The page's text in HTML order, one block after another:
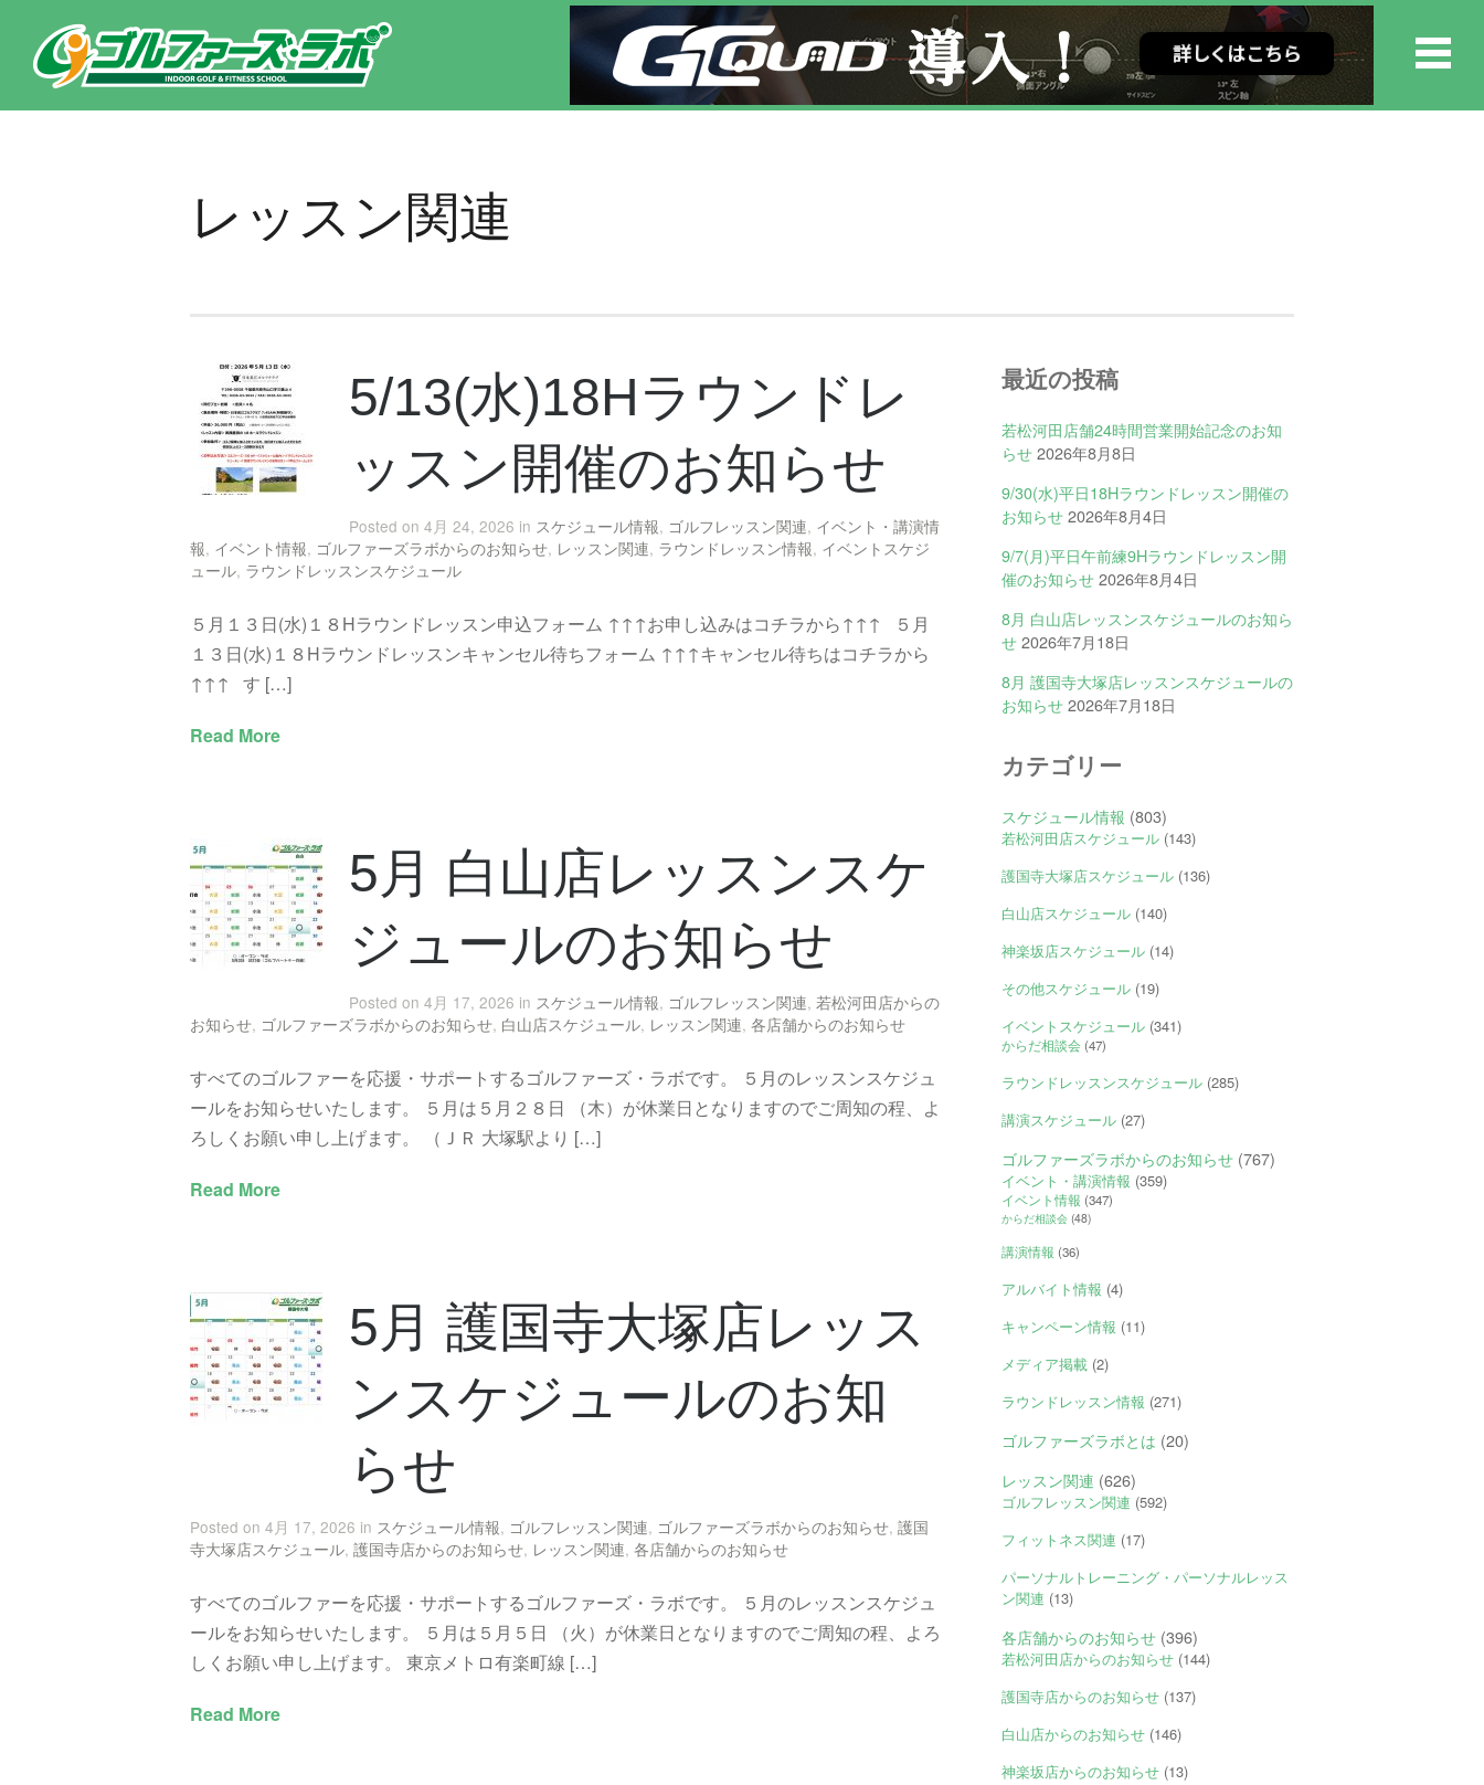
レッスン関連
5/13(水)18Hラウンドレ
ッスン開催のお知らせ
Posted on 4月 24, 2026 in スケジュール情報, ゴルフレッスン関連, イベント・講演情
報, イベント情報, ゴルファーズラボからのお知らせ, レッスン関連, ラウンドレッスン情報, イベントスケジ
ュール, ラウンドレッスンスケジュール
５月１３日(水)１８Hラウンドレッスン申込フォーム ↑↑↑お申し込みはコチラから↑↑↑ ５月
１３日(水)１８Hラウンドレッスンキャンセル待ちフォーム ↑↑↑キャンセル待ちはコチラから
↑↑↑ す […]
Read More
5月 白山店レッスンスケ
ジュールのお知らせ
Posted on 4月 17, 2026 in スケジュール情報, ゴルフレッスン関連, 若松河田店からの
お知らせ, ゴルファーズラボからのお知らせ, 白山店スケジュール, レッスン関連, 各店舗からのお知らせ
すべてのゴルファーを応援・サポートするゴルファーズ・ラボです。 ５月のレッスンスケジュ
ールをお知らせいたします。 ５月は５月２８日 （木）が休業日となりますのでご周知の程、よ
ろしくお願い申し上げます。 （ＪＲ 大塚駅より […]
Read More
5月 護国寺大塚店レッス
ンスケジュールのお知
らせ
Posted on 4月 17, 2026 in スケジュール情報, ゴルフレッスン関連, ゴルファーズラボからのお知らせ, 護国
寺大塚店スケジュール, 護国寺店からのお知らせ, レッスン関連, 各店舗からのお知らせ
すべてのゴルファーを応援・サポートするゴルファーズ・ラボです。 ５月のレッスンスケジュ
ールをお知らせいたします。 ５月は５月５日 （火）が休業日となりますのでご周知の程、よろ
しくお願い申し上げます。 東京メトロ有楽町線 […]
Read More
最近の投稿
若松河田店舗24時間営業開始記念のお知
らせ2026年8月8日
9/30(水)平日18Hラウンドレッスン開催の
お知らせ2026年8月4日
9/7(月)平日午前練9Hラウンドレッスン開
催のお知らせ2026年8月4日
8月 白山店レッスンスケジュールのお知ら
せ2026年7月18日
8月 護国寺大塚店レッスンスケジュールの
お知らせ2026年7月18日
カテゴリー
スケジュール情報 (803)
若松河田店スケジュール (143)
護国寺大塚店スケジュール (136)
白山店スケジュール (140)
神楽坂店スケジュール (14)
その他スケジュール (19)
イベントスケジュール (341)
からだ相談会 (47)
ラウンドレッスンスケジュール (285)
講演スケジュール (27)
ゴルファーズラボからのお知らせ (767)
イベント・講演情報 (359)
イベント情報 (347)
からだ相談会 (48)
講演情報 (36)
アルバイト情報 (4)
キャンペーン情報 (11)
メディア掲載 (2)
ラウンドレッスン情報 (271)
ゴルファーズラボとは (20)
レッスン関連 (626)
ゴルフレッスン関連 (592)
フィットネス関連 (17)
パーソナルトレーニング・パーソナルレッス
ン関連 (13)
各店舗からのお知らせ (396)
若松河田店からのお知らせ (144)
護国寺店からのお知らせ (137)
白山店からのお知らせ (146)
神楽坂店からのお知らせ (13)